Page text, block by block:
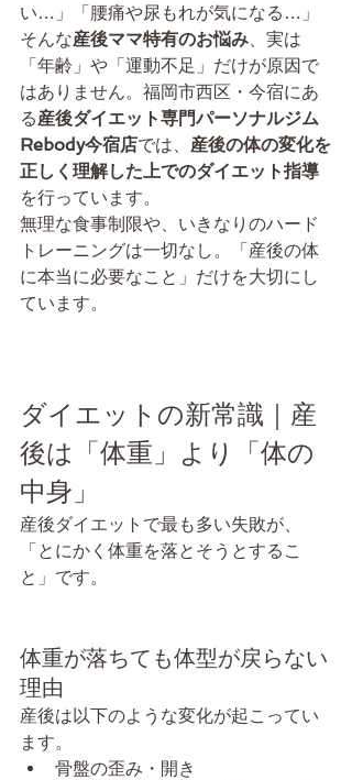
い…」「腰痛や尿もれが気になる…」
そんな産後ママ特有のお悩み 、実は
「年齢」や「運動不足」だけが原因で
はありません。福岡市西区・今宿にあ
る産後ダイエット専門パーソナルジム
Rebody今宿店では、 産後の体の変化を
正しく理解した上でのダイエット指導
を行っています。
無理な食事制限や、いきなりのハード
トレーニングは一切なし。「産後の体
に本当に必要なこと」だけを大切にし
ています。
ダイエットの新常識｜産
後は「体重」より「体の
中身」
産後ダイエットで最も多い失敗が、
「とにかく体重を落とそうとするこ
と」です。
体重が落ちても体型が戻らない
理由
産後は以下のような変化が起こってい
ます。
骨盤の歪み・開き